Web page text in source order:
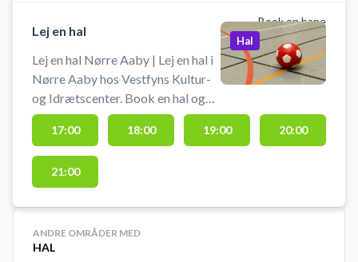
Book en bane
Lej en hal
Lej en hal Nørre Aaby | Lej en hal i
Nørre Aaby hos Vestfyns Kultur-
og Idrætscenter. Book en hal og
spil bl.a. badminton på flere baner
eller håndbold i Nørre Aaby, hvor
du lejer en af Vestfyns Kultur- og
Idrætscenters hallerne. Gratis
i bil fra Middelfart, Ejby eller
Brenderup i forbindelse med din
booking af en hal i Vestfyns
Hal
17:00 18:00 19:00 20:00
21:00
ANDRE OMRÅDER MED
HAL